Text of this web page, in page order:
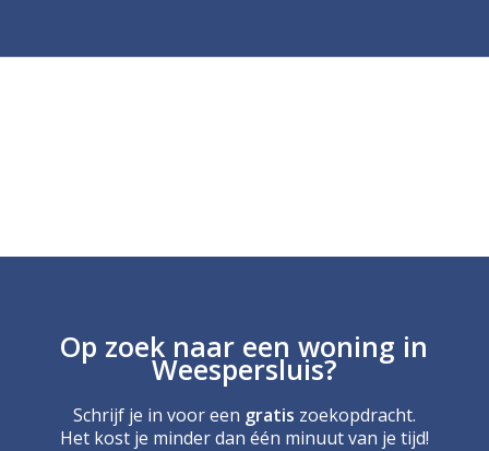
Op zoek naar een woning in
Weespersluis?
Schrijf je in voor een gratis zoekopdracht.
Het kost je minder dan één minuut van je tijd!